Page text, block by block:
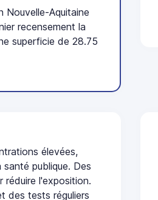
Nouvelle-Aquitaine
recensement la
superficie de 28.75
élevées,
publique. Des
réduire l'exposition.
des tests réguliers